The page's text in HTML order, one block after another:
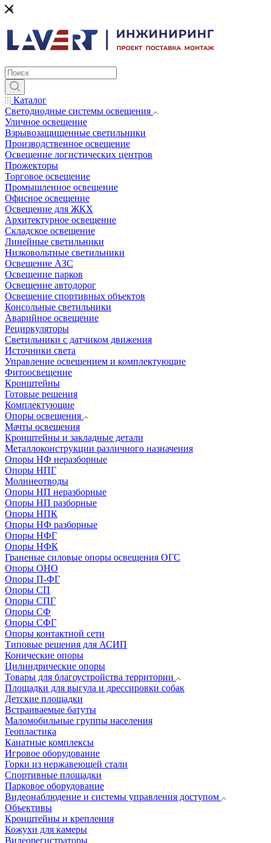
Каталог
Светодиодные системы освещения
Уличное освещение
Взрывозащищенные светильники
Производственное освещение
Освещение логистических центров
Прожекторы
Торговое освещение
Промышленное освещение
Офисное освещение
Освещение для ЖКХ
Архитектурное освещение
Складское освещение
Линейные светильники
Низковольтные светильники
Освещение АЗС
Освещение парков
Освещение автодорог
Освещение спортивных объектов
Консольные светильники
Аварийное освещение
Рециркуляторы
Светильники с датчиком движения
Источники света
Управление освещением и комплектующие
Фитоосвещение
Кронштейны
Готовые решения
Комплектующие
Опоры освещения
Мачты освещения
Кронштейны и закладные детали
Металлоконструкции различного назначения
Опоры НФ неразборные
Опоры НПГ
Молниеотводы
Опоры НП неразборные
Опоры НП разборные
Опоры НПК
Опоры НФ разборные
Опоры НФГ
Опоры НФК
Граненые силовые опоры освещения ОГС
Опоры ОНО
Опоры П-ФГ
Опоры СП
Опоры СПГ
Опоры СФ
Опоры СФГ
Опоры контактной сети
Типовые решения для АСИП
Конические опоры
Цилиндрические опоры
Товары для благоустройства территории
Площадки для выгула и дрессировки собак
Детские площадки
Встраиваемые батуты
Маломобильные группы населения
Геопластика
Канатные комплексы
Игровое оборудование
Горки из нержавеющей стали
Спортивные площадки
Парковое оборудование
Видеонаблюдение и системы управления доступом
Объективы
Кронштейны и крепления
Кожухи для камеры
Видеорегистраторы
*